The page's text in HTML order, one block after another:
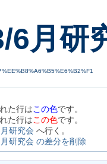
6月研
た行はこの色です。
た行はこの色です。
研究会 へ行く。
研究会 の差分を削除